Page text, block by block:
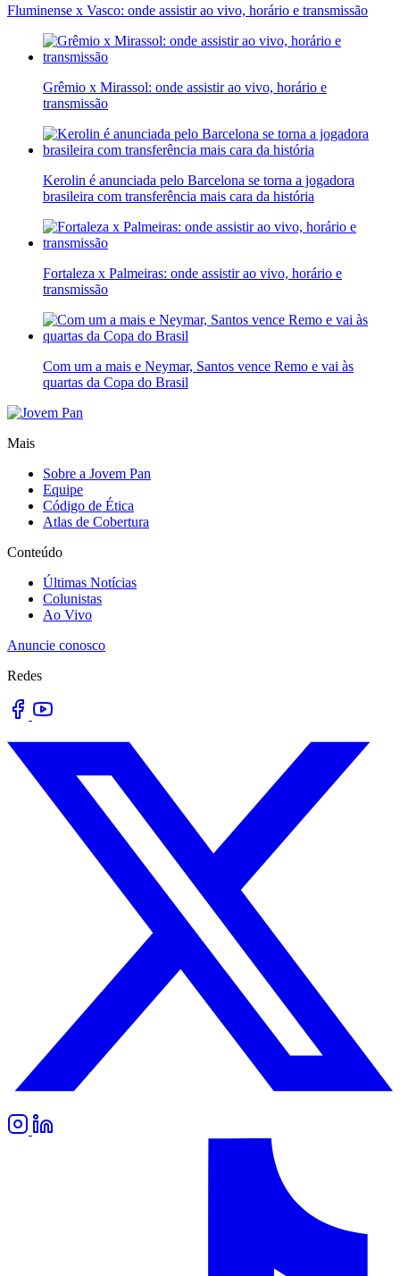
Fluminense x Vasco: onde assistir ao vivo, horário e transmissão
Grêmio x Mirassol: onde assistir ao vivo, horário e
transmissão
Kerolin é anunciada pelo Barcelona se torna a jogadora
brasileira com transferência mais cara da história
Fortaleza x Palmeiras: onde assistir ao vivo, horário e
transmissão
Com um a mais e Neymar, Santos vence Remo e vai às
quartas da Copa do Brasil
Mais
Sobre a Jovem Pan
Equipe
Código de Ética
Atlas de Cobertura
Conteúdo
Últimas Notícias
Colunistas
Ao Vivo
Anuncie conosco
Redes